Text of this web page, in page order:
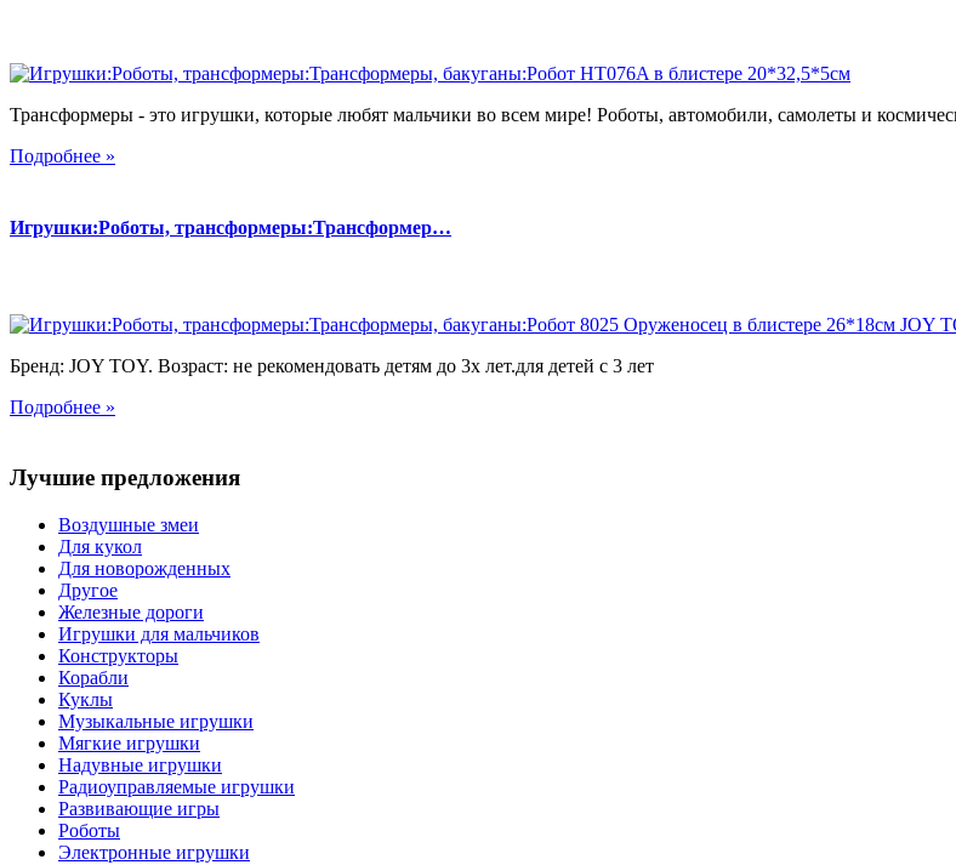
Трансформеры - это игрушки, которые любят мальчики во всем мире! Роботы, автомобили, самолеты и
Подробнее »
Игрушки:Роботы, трансформеры:Трансформер…
Бренд: JOY TOY. Возраст: не рекомендовать детям до 3х лет.для детей с 3 лет
Подробнее »
Лучшие предложения
Воздушные змеи
Для кукол
Для новорожденных
Другое
Железные дороги
Игрушки для мальчиков
Конструкторы
Корабли
Куклы
Музыкальные игрушки
Мягкие игрушки
Надувные игрушки
Радиоуправляемые игрушки
Развивающие игры
Роботы
Электронные игрушки